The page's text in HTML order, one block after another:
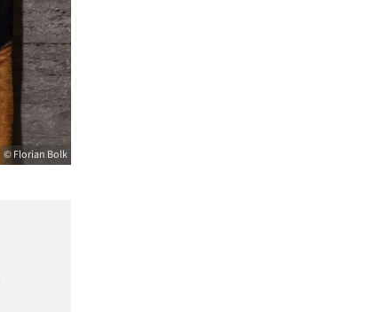
© Florian Bolk